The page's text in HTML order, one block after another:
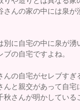
さんの家の中には泉が
別に自宅の中に泉が湧
の自宅ですよね。
んの自宅がセレブすぎ
んと親交があって自宅
さんが明かしている